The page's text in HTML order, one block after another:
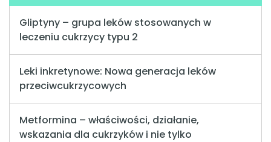
Gliptyny – grupa leków stosowanych w
leczeniu cukrzycy typu 2
Leki inkretynowe: Nowa generacja leków
przeciwcukrzycowych
Metformina – właściwości, działanie,
wskazania dla cukrzyków i nie tylko